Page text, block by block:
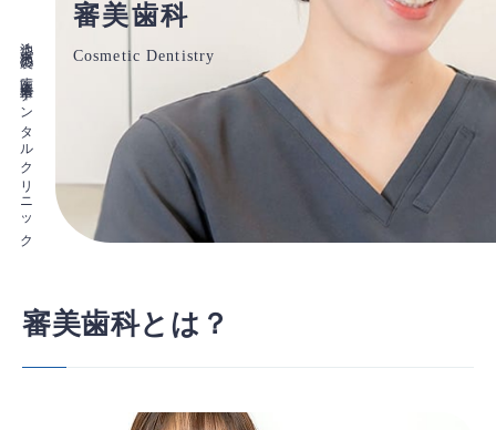
池袋・東池袋の歯医者椿本デンタルクリニック
審美歯科
Cosmetic Dentistry
審美歯科とは？